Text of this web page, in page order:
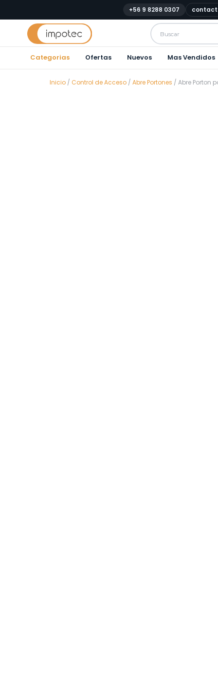
+56 9 8288 0307
Categorias Ofertas Nuevos Mas Vendidos
Inicio / Control de Acceso / Abre Portones / Abre Porton